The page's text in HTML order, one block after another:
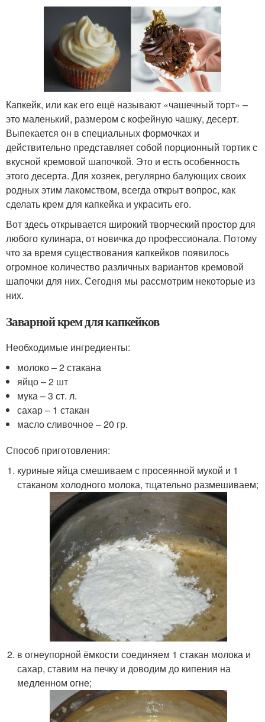
Капкейк, или как его ещё называют «чашечный торт» –
это маленький, размером с кофейную чашку, десерт.
Выпекается он в специальных формочках и
действительно представляет собой порционный тортик с
вкусной кремовой шапочкой. Это и есть особенность
этого десерта. Для хозяек, регулярно балующих своих
родных этим лакомством, всегда открыт вопрос, как
сделать крем для капкейка и украсить его.
Вот здесь открывается широкий творческий простор для
любого кулинара, от новичка до профессионала. Потому
что за время существования капкейков появилось
огромное количество различных вариантов кремовой
шапочки для них. Сегодня мы рассмотрим некоторые из
них.
Заварной крем для капкейков
Необходимые ингредиенты:
молоко – 2 стакана
яйцо – 2 шт
мука – 3 ст. л.
сахар – 1 стакан
масло сливочное – 20 гр.
Способ приготовления:
куриные яйца смешиваем с просеянной мукой и 1
стаканом холодного молока, тщательно размешиваем;
в огнеупорной ёмкости соединяем 1 стакан молока и
сахар, ставим на печку и доводим до кипения на
медленном огне;